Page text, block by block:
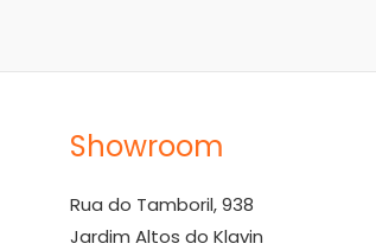
Showroom
Rua do Tamboril, 938
Jardim Altos do Klavin